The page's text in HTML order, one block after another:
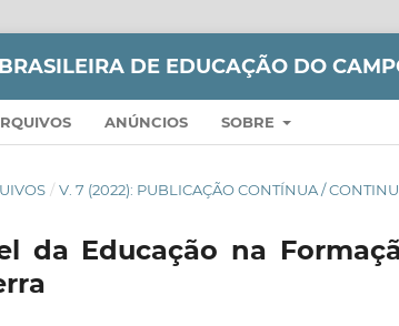
DE EDUCAÇÃO DO
ANÚNCIOS SOBRE
/ V. 7 (2022): PUBLICAÇÃO CONTÍNUA /
da Educação na